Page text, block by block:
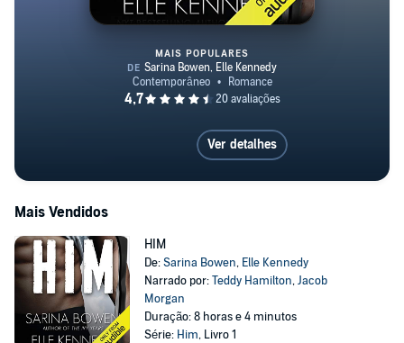
HIM
MAIS POPULARES
Ver detalhes
Mais Vendidos
HIM
De:Sarina Bowen, Elle Kennedy
Narrado por:Teddy Hamilton,Jacob
Morgan
Duração: 8 horas e 4 minutos
Série: Him, Livro 1